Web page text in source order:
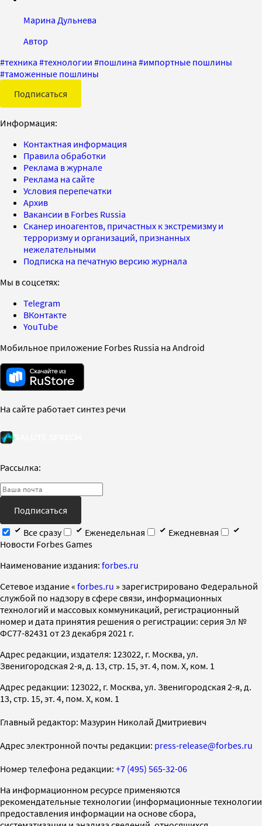
Марина Дульнева
Автор
#техника #технологии #пошлина #импортные пошлины
#таможенные пошлины
Подписаться
Информация:
Контактная информация
Правила обработки
Реклама в журнале
Реклама на сайте
Условия перепечатки
Архив
Вакансии в Forbes Russia
Сканер иноагентов, причастных к экстремизму и
терроризму и организаций, признанных
нежелательными
Подписка на печатную версию журнала
Мы в соцсетях:
Telegram
ВКонтакте
YouTube
Мобильное приложение Forbes Russia на Android
На сайте работает синтез речи
Рассылка:
Подписаться
Все сразу
Еженедельная
Ежедневная
Новости Forbes Games
Наименование издания: forbes.ru
Cетевое издание « forbes.ru » зарегистрировано Федеральной
службой по надзору в сфере связи, информационных
технологий и массовых коммуникаций, регистрационный
номер и дата принятия решения о регистрации: серия Эл №
ФС77-82431 от 23 декабря 2021 г.
Адрес редакции, издателя: 123022, г. Москва, ул.
Звенигородская 2-я, д. 13, стр. 15, эт. 4, пом. X, ком. 1
Адрес редакции: 123022, г. Москва, ул. Звенигородская 2-я, д.
13, стр. 15, эт. 4, пом. X, ком. 1
Главный редактор: Мазурин Николай Дмитриевич
Адрес электронной почты редакции: press-release@forbes.ru
Номер телефона редакции: +7 (495) 565-32-06
На информационном ресурсе применяются
рекомендательные технологии (информационные технологии
предоставления информации на основе сбора,